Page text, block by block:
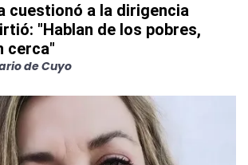
cuestionó a la dirigencia
"Hablan de los pobres,
cerca"
de Cuyo